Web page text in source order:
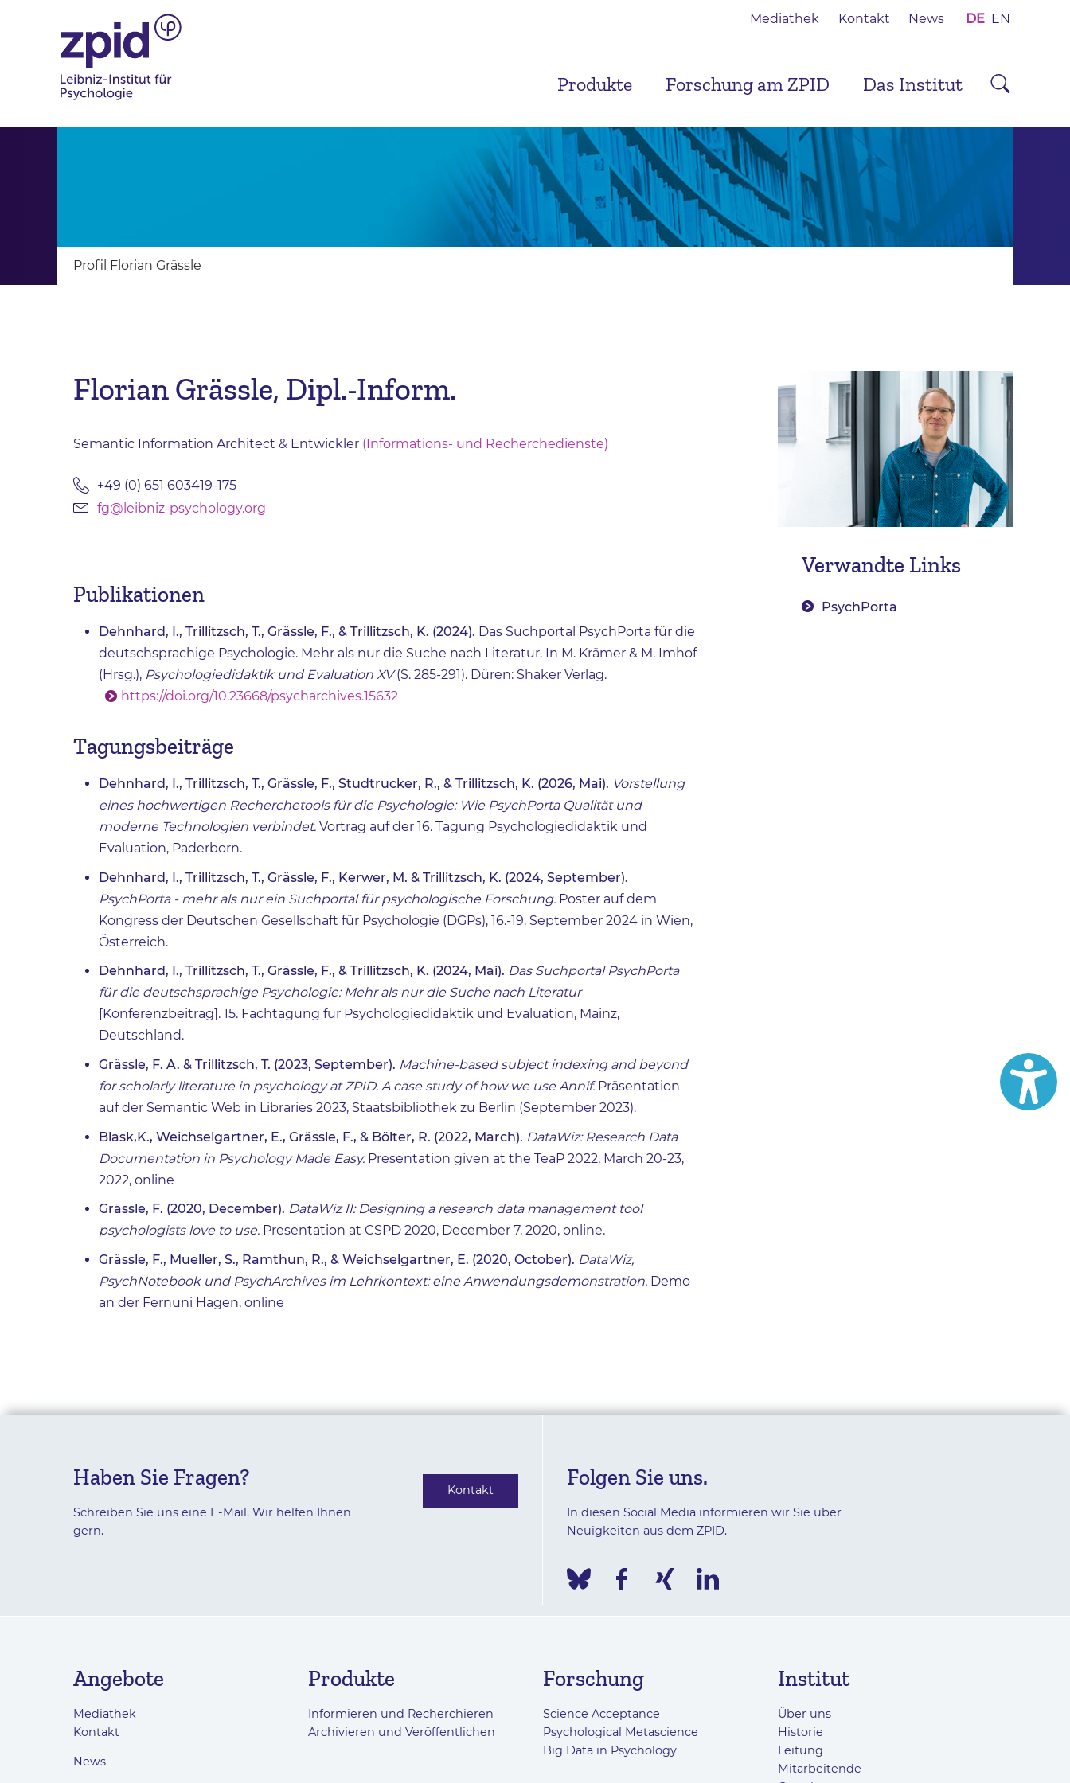
Mediathek Kontakt News DE EN
Produkte Forschung am ZPID Das Institut
Profil Florian Grässle
Florian Grässle, Dipl.-Inform.
Semantic Information Architect & Entwickler (Informations- und Recherchedienste)
+49 (0) 651 603419-175
fg@leibniz-psychology.org
Publikationen
Dehnhard, I., Trillitzsch, T., Grässle, F., & Trillitzsch, K. (2024). Das Suchportal PsychPorta für die
deutschsprachige Psychologie. Mehr als nur die Suche nach Literatur. In M. Krämer & M. Imhof
(Hrsg.), Psychologiedidaktik und Evaluation XV(S. 285-291). Düren: Shaker Verlag.
https://doi.org/10.23668/psycharchives.15632
Tagungsbeiträge
Dehnhard, I., Trillitzsch, T., Grässle, F., Studtrucker, R., & Trillitzsch, K. (2026, Mai). Vorstellung
eines hochwertigen Recherchetools für die Psychologie: Wie PsychPorta Qualität und
moderne Technologien verbindet. Vortrag auf der 16. Tagung Psychologiedidaktik und
Evaluation, Paderborn.
Dehnhard, I., Trillitzsch, T., Grässle, F., Kerwer, M. & Trillitzsch, K. (2024, September).
PsychPorta - mehr als nur ein Suchportal für psychologische Forschung. Poster auf dem
Kongress der Deutschen Gesellschaft für Psychologie (DGPs), 16.-19. September 2024 in Wien,
Österreich.
Dehnhard, I., Trillitzsch, T., Grässle, F., & Trillitzsch, K. (2024, Mai). Das Suchportal PsychPorta
für die deutschsprachige Psychologie: Mehr als nur die Suche nach Literatur
[Konferenzbeitrag]. 15. Fachtagung für Psychologiedidaktik und Evaluation, Mainz,
Deutschland.
Grässle, F. A. & Trillitzsch, T. (2023, September). Machine-based subject indexing and beyond
for scholarly literature in psychology at ZPID. A case study of how we use Annif. Präsentation
auf der Semantic Web in Libraries 2023, Staatsbibliothek zu Berlin (September 2023).
Blask,K., Weichselgartner, E., Grässle, F., & Bölter, R. (2022, March). DataWiz: Research Data
Documentation in Psychology Made Easy. Presentation given at the TeaP 2022, March 20-23,
2022, online
Grässle, F. (2020, December). DataWiz II: Designing a research data management tool
psychologists love to use. Presentation at CSPD 2020, December 7, 2020, online.
Grässle, F., Mueller, S., Ramthun, R., & Weichselgartner, E. (2020, October). DataWiz,
PsychNotebook und PsychArchives im Lehrkontext: eine Anwendungsdemonstration. Demo
an der Fernuni Hagen, online
Verwandte Links
PsychPorta
Haben Sie Fragen?
Schreiben Sie uns eine E-Mail. Wir helfen Ihnen
gern.
Kontakt
Folgen Sie uns.
In diesen Social Media informieren wir Sie über
Neuigkeiten aus dem ZPID.
Angebote
Mediathek
Kontakt
News
Produkte
Informieren und Recherchieren
Archivieren und Veröffentlichen
Forschung
Science Acceptance
Psychological Metascience
Big Data in Psychology
Institut
Über uns
Historie
Leitung
Mitarbeitende